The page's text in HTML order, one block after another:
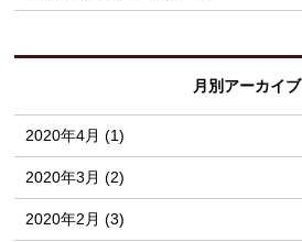
月別アーカイブ
2020年4月 (1)
2020年3月 (2)
2020年2月 (3)